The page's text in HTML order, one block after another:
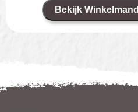
Bekijk Winkelmand